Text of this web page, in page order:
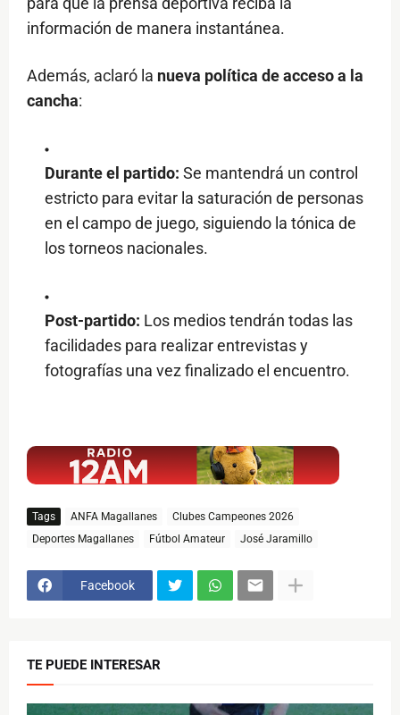
información de manera instantánea.
Además, aclaró la nueva política de acceso a la
cancha:
Durante el partido: Se mantendrá un control
estricto para evitar la saturación de personas
en el campo de juego, siguiendo la tónica de
los torneos nacionales.
Post-partido: Los medios tendrán todas las
facilidades para realizar entrevistas y
fotografías una vez finalizado el encuentro.
Tags ANFA Magallanes
Clubes Campeones 2026
Deportes Magallanes
Fútbol Amateur José Jaramillo
Facebook
TE PUEDE INTERESAR